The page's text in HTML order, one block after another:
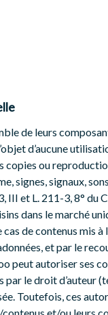
de leurs
d’aucune
copies ou
signes, signaux,
III et L. 211-3, 8° du
dans le marché
de contenus mis
et par le
peut autoriser ses
le droit d’auteur
Toutefois, ces